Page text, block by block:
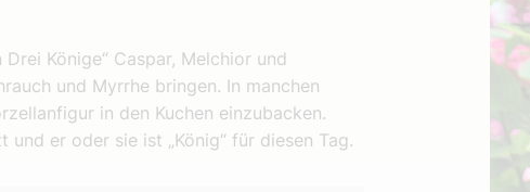
Könige“ Caspar, Melchior und
und Myrrhe bringen. In manchen
in den Kuchen einzubacken.
er oder sie ist „König“ für diesen Tag.